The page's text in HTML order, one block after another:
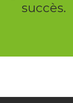
succès.